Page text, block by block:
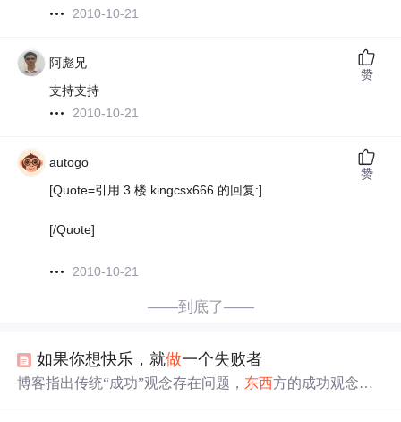
2010-10-21
阿彪兄
支持支持
2010-10-21
赞
autogo
[Quote=引用 3 楼 kingcsx666 的回复:]
[/Quote]
2010-10-21
赞
——到底了——
如果你想快乐，就做一个失败者
博客指出传统“成功”观念存在问题， 东西方的成功观念都